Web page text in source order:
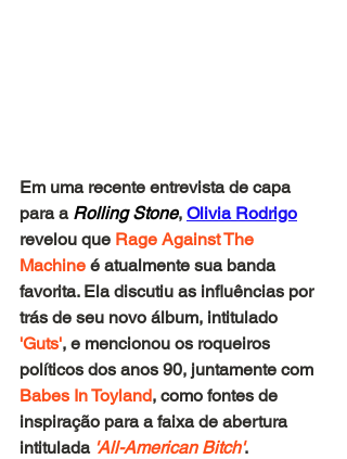
Em uma recente entrevista de capa
para a Rolling Stone, Olivia Rodrigo
revelou que Rage Against The
Machine é atualmente sua banda
favorita. Ela discutiu as influências por
trás de seu novo álbum, intitulado
'Guts', e mencionou os roqueiros
políticos dos anos 90, juntamente com
Babes In Toyland, como fontes de
inspiração para a faixa de abertura
intitulada 'All-American Bitch'.